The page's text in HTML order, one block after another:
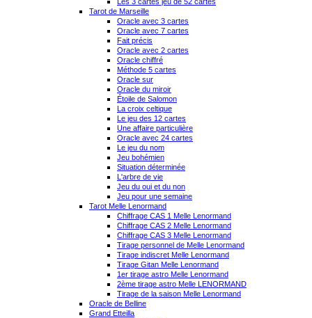
Tarot de Marseille
Oracle avec 3 cartes
Oracle avec 7 cartes
Fait précis
Oracle avec 2 cartes
Oracle chiffré
Méthode 5 cartes
Oracle sur
Oracle du miroir
Étoile de Salomon
La croix celtique
Le jeu des 12 cartes
Une affaire particulière
Oracle avec 24 cartes
Le jeu du nom
Jeu bohémien
Situation déterminée
L'arbre de vie
Jeu du oui et du non
Jeu pour une semaine
Tarot Melle Lenormand
Chiffrage CAS 1 Melle Lenormand
Chiffrage CAS 2 Melle Lenormand
Chiffrage CAS 3 Melle Lenormand
Tirage personnel de Melle Lenormand
Tirage indiscret Melle Lenormand
Tirage Gitan Melle Lenormand
1er tirage astro Melle Lenormand
2ème tirage astro Melle LENORMAND
Tirage de la saison Melle Lenormand
Oracle de Belline
Grand Etteilla